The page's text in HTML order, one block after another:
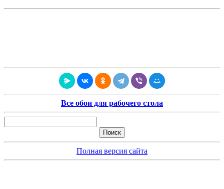
Все обои для рабочего стола
Полная версия сайта